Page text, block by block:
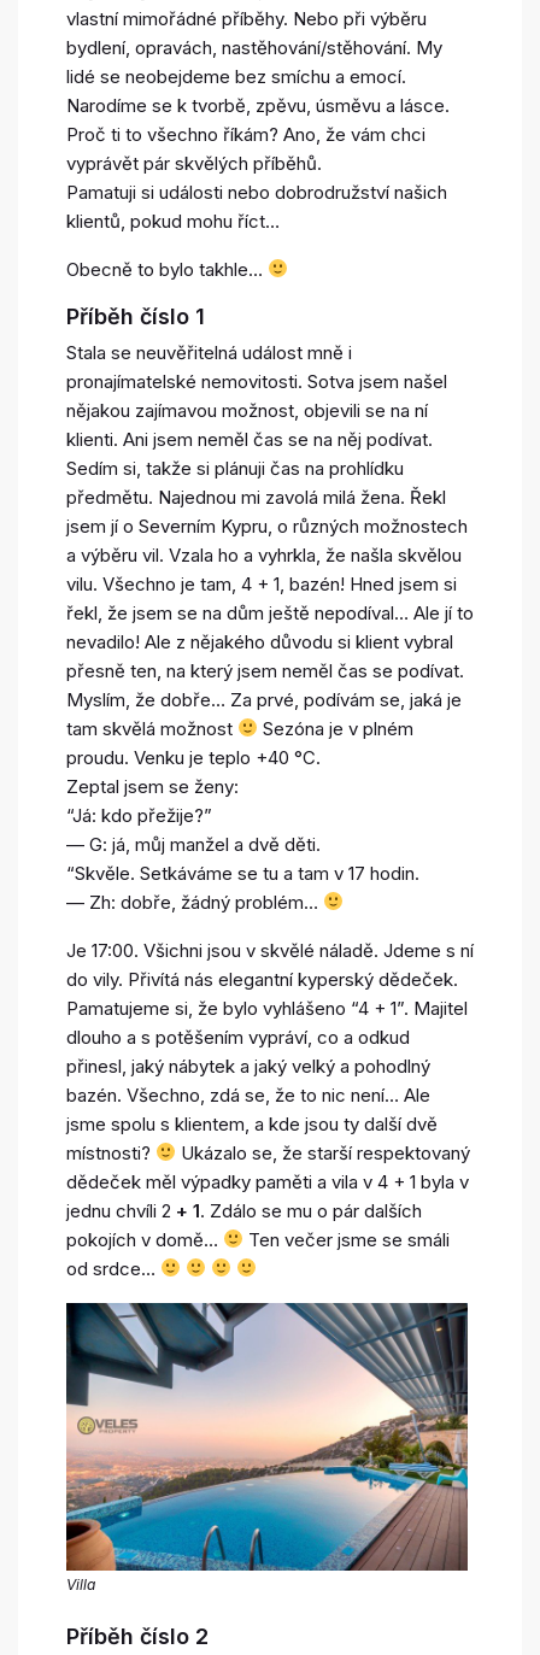
vlastní mimořádné příběhy. Nebo při výběru
bydlení, opravách, nastěhování/stěhování. My
lidé se neobejdeme bez smíchu a emocí.
Narodíme se k tvorbě, zpěvu, úsměvu a lásce.
Proč ti to všechno říkám? Ano, že vám chci
vyprávět pár skvělých příběhů.
Pamatuji si události nebo dobrodružství našich
klientů, pokud mohu říct…
Obecně to bylo takhle…
Příběh číslo 1
Stala se neuvěřitelná událost mně i
pronajímatelské nemovitosti. Sotva jsem našel
nějakou zajímavou možnost, objevili se na ní
klienti. Ani jsem neměl čas se na něj podívat.
Sedím si, takže si plánuji čas na prohlídku
předmětu. Najednou mi zavolá milá žena. Řekl
jsem jí o Severním Kypru, o různých možnostech
a výběru vil. Vzala ho a vyhrkla, že našla skvělou
vilu. Všechno je tam, 4 + 1, bazén! Hned jsem si
řekl, že jsem se na dům ještě nepodíval… Ale jí to
nevadilo! Ale z nějakého důvodu si klient vybral
přesně ten, na který jsem neměl čas se podívat.
Myslím, že dobře… Za prvé, podívám se, jaká je
tam skvělá možnost
Sezóna je v plném
proudu. Venku je teplo +40 °C.
Zeptal jsem se ženy:
“Já: kdo přežije?”
— G: já, můj manžel a dvě děti.
“Skvěle. Setkáváme se tu a tam v 17 hodin.
— Zh: dobře, žádný problém…
Je 17:00. Všichni jsou v skvělé náladě. Jdeme s ní
do vily. Přivítá nás elegantní kyperský dědeček.
Pamatujeme si, že bylo vyhlášeno “4 + 1”. Majitel
dlouho a s potěšením vypráví, co a odkud
přinesl, jaký nábytek a jaký velký a pohodlný
bazén. Všechno, zdá se, že to nic není… Ale
jsme spolu s klientem, a kde jsou ty další dvě
místnosti?
Ukázalo se, že starší respektovaný
dědeček měl výpadky paměti a vila v 4 + 1 byla v
jednu chvíli 2 + 1. Zdálo se mu o pár dalších
pokojích v domě…
Ten večer jsme se smáli
od srdce…
Villa
Příběh číslo 2